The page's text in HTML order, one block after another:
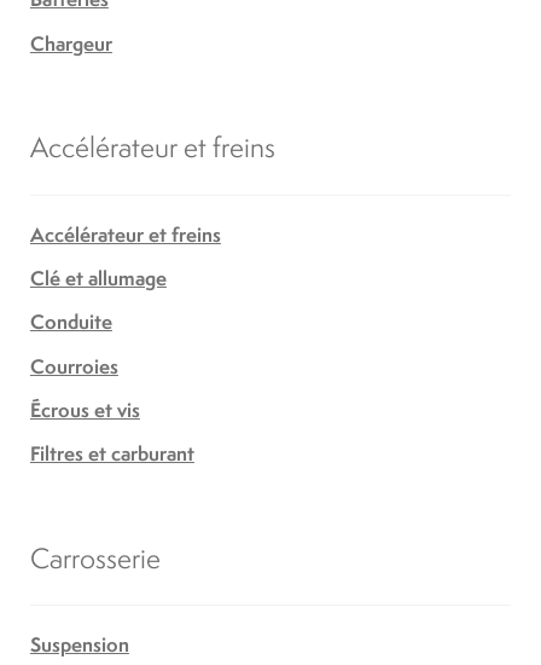
Chargeur
Accélérateur et freins
Accélérateur et freins
Clé et allumage
Conduite
Courroies
Écrous et vis
Filtres et carburant
Carrosserie
Suspension